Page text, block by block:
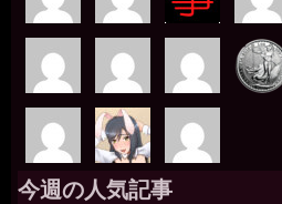
今週の人気記事